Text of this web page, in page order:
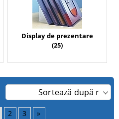
Display de prezentare
(25)
2 3 »